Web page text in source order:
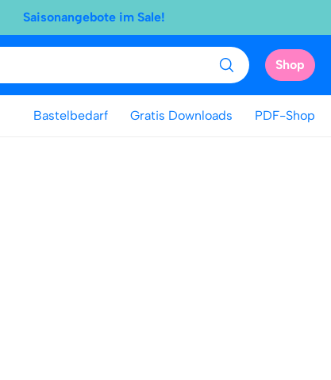
Saisonangebote im Sale!
Shop
Bastelbedarf Gratis Downloads PDF-Shop